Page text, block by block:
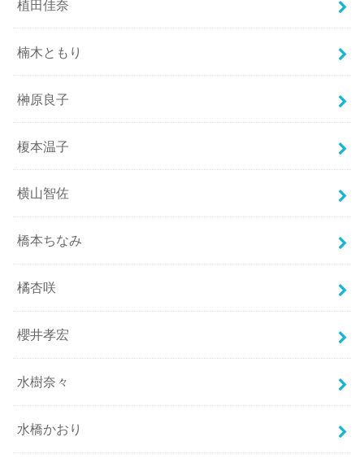
植田佳奈
楠木ともり
榊原良子
榎本温子
横山智佐
橋本ちなみ
橘杏咲
櫻井孝宏
水樹奈々
水橋かおり